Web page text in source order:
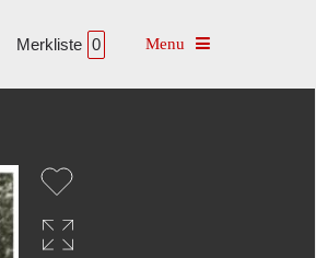
Merkliste 0 Toggle navigation